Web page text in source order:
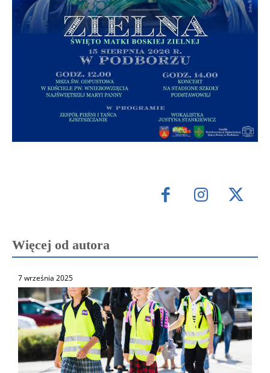
Więcej od autora
7 września 2025